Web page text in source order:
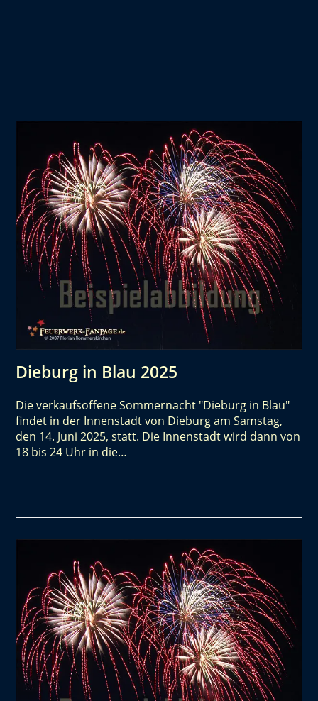
Dieburg in Blau 2025
Die verkaufsoffene Sommernacht "Dieburg in Blau"
findet in der Innenstadt von Dieburg am Samstag,
den 14. Juni 2025, statt. Die Innenstadt wird dann von
18 bis 24 Uhr in die…